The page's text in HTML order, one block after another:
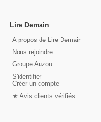
Lire Demain
A propos de Lire Demain
Nous rejoindre
Groupe Auzou
S'identifier
Créer un compte
★ Avis clients vérifiés